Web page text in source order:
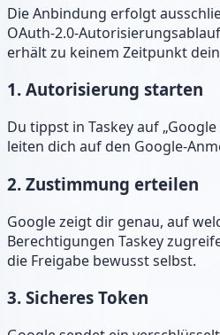
Die Anbindung erfolgt
OAuth-2.0-
erhält zu keinem Zeitpunkt
1. Autorisierung starten
Du tippst in Taskey auf
leiten dich auf den Google-
2. Zustimmung erteilen
Google zeigt dir genau, auf
Berechtigungen Taskey
die Freigabe bewusst selbst.
3. Sicheres Token